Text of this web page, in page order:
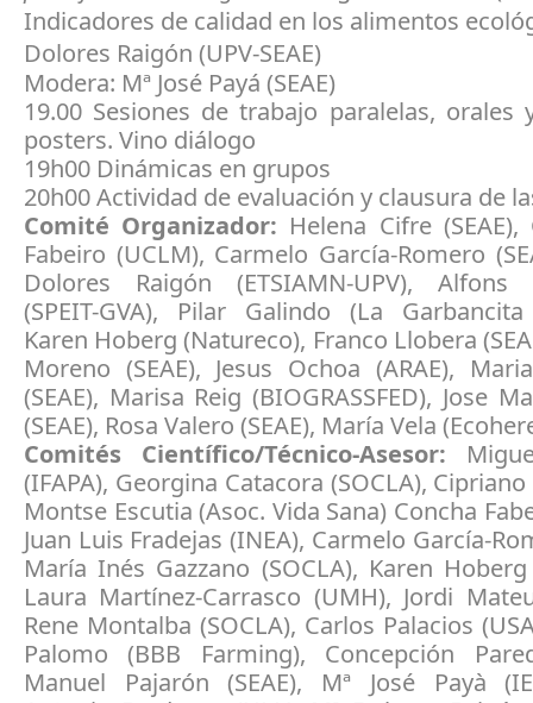
Indicadores de calidad en los alimentos
Dolores Raigón (UPV-SEAE)
Modera: Mª José Payá (SEAE)
19.00 Sesiones de trabajo paralelas, orales
posters. Vino diálogo
19h00 Dinámicas en grupos
20h00 Actividad de evaluación y clausura de
Comité Organizador: Helena Cifre (SEAE),
Fabeiro (UCLM), Carmelo García-Romero
Dolores Raigón (ETSIAMN-UPV), Alfons
(SPEIT-GVA), Pilar Galindo (La
Karen Hoberg (Natureco), Franco Llobera
Moreno (SEAE), Jesus Ochoa (ARAE),
(SEAE), Marisa Reig (BIOGRASSFED), Jose
(SEAE), Rosa Valero (SEAE), María Vela
Comités Científico/Técnico-Asesor:
(IFAPA), Georgina Catacora (SOCLA),
Montse Escutia (Asoc. Vida Sana) Concha
Juan Luis Fradejas (INEA), Carmelo García-
María Inés Gazzano (SOCLA), Karen
Laura Martínez-Carrasco (UMH), Jordi
Rene Montalba (SOCLA), Carlos Palacios
Palomo (BBB Farming), Concepción
Manuel Pajarón (SEAE), Mª José Payà